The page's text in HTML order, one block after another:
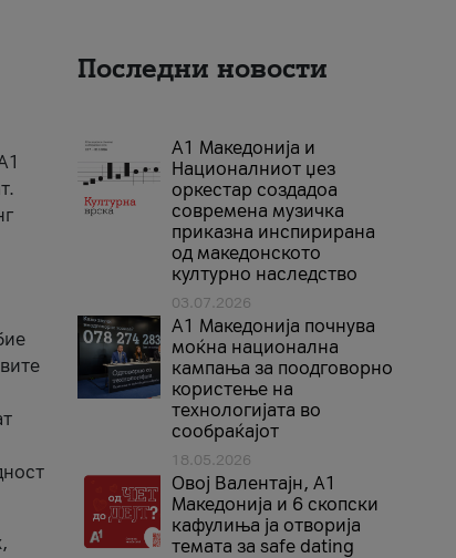
Последни новости
А1 Македонија и
Националниот џез
оркестар создадоа
современа музичка
приказна инспирирана
од македонското
културно наследство
03.07.2026
A1 Македонија почнува
моќна национална
кампања за поодговорно
користење на
технологијата во
сообраќајот
18.05.2026
Овој Валентајн, A1
Македонија и 6 скопски
кафулиња ја отворија
темата за safe dating